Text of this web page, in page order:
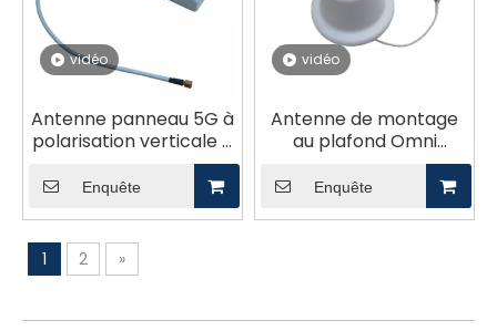
vidéo
Antenne panneau 5G à
polarisation verticale à
gain élevé 8,5 dBi
GL7038V-8
Enquête
vidéo
Antenne de montage
au plafond Omni
Radome ABS à
couverture double
bande pour utilisation
Enquête
1 2 »